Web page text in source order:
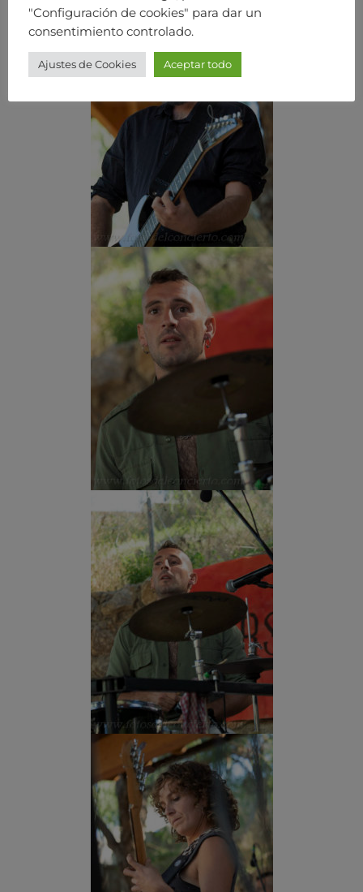
"Configuración de cookies" para dar un
consentimiento controlado.
Ajustes de Cookies Aceptar todo